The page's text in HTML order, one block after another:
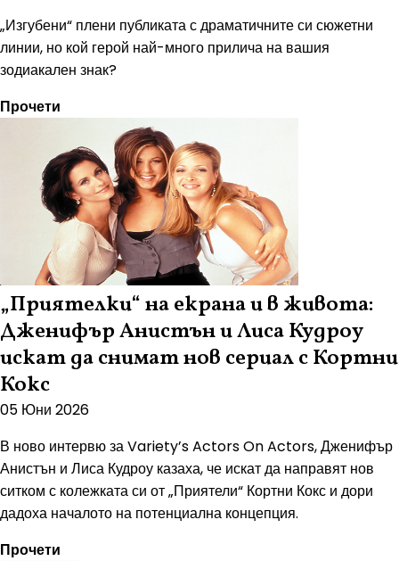
„Изгубени“ плени публиката с драматичните си сюжетни
линии, но кой герой най-много прилича на вашия
зодиакален знак?
Прочети
„Приятелки“ на екрана и в живота:
Дженифър Анистън и Лиса Кудроу
искат да снимат нов сериал с Кортни
Кокс
05 Юни 2026
В ново интервю за Variety’s Actors On Actors, Дженифър
Анистън и Лиса Кудроу казаха, че искат да направят нов
ситком с колежката си от „Приятели“ Кортни Кокс и дори
дадоха началото на потенциална концепция.
Прочети